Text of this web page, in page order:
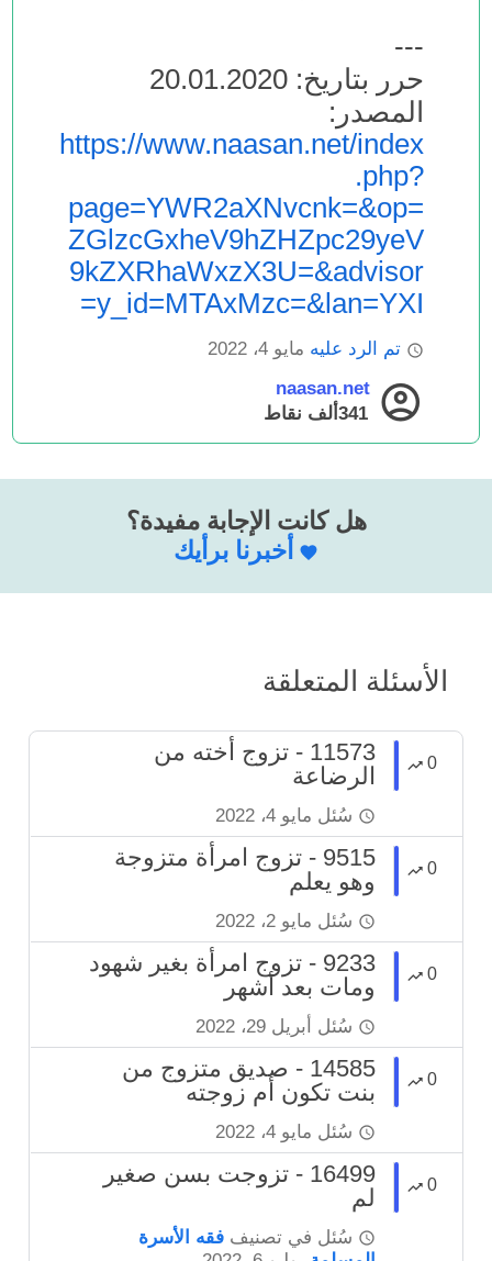
---
حرر بتاريخ: 20.01.2020
المصدر:
https://www.naasan.net/index
.php?
page=YWR2aXNvcnk=&op=
ZGlzcGxheV9hZHZpc29yeV
9kZXRhaWxzX3U=&advisor
y_id=MTAxMzc=&lan=YXI=
تم الرد عليه مايو 4، 2022
naasan.net
341ألف
نقاط
هل كانت الإجابة مفيدة؟
أخبرنا برأيك
الأسئلة المتعلقة
0
11573 - تزوج أخته من
الرضاعة
سُئل مايو 4، 2022
0
9515 - تزوج امرأة متزوجة
وهو يعلم
سُئل مايو 2، 2022
0
9233 - تزوج امرأة بغير شهود
ومات بعد أشهر
سُئل أبريل 29، 2022
0
14585 - صديق متزوج من
بنت تكون أم زوجته
سُئل مايو 4، 2022
0
16499 - تزوجت بسن صغير
لم
سُئل في تصنيففقه الأسرة